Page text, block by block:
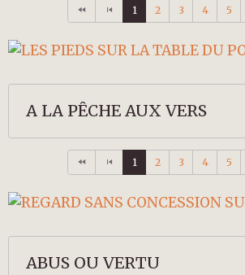
1 2 3 4 5
A LA PÊCHE AUX VERS
1 2 3 4 5
ABUS OU VERTU